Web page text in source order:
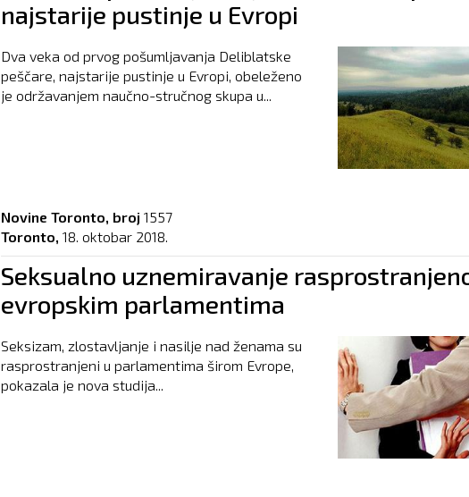
najstarije pustinje u Evropi
Dva veka od prvog pošumljavanja Deliblatske
peščare, najstarije pustinje u Evropi, obeleženo
je održavanjem naučno-stručnog skupa u...
Novine Toronto, broj 1557
Toronto, 18. oktobar 2018.
Seksualno uznemiravanje
evropskim parlamentima
Seksizam, zlostavljanje i nasilje nad ženama su
rasprostranjeni u parlamentima širom Evrope,
pokazala je nova studija...